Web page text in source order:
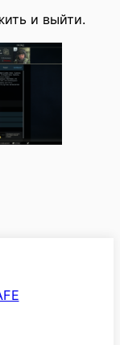
и выйти.